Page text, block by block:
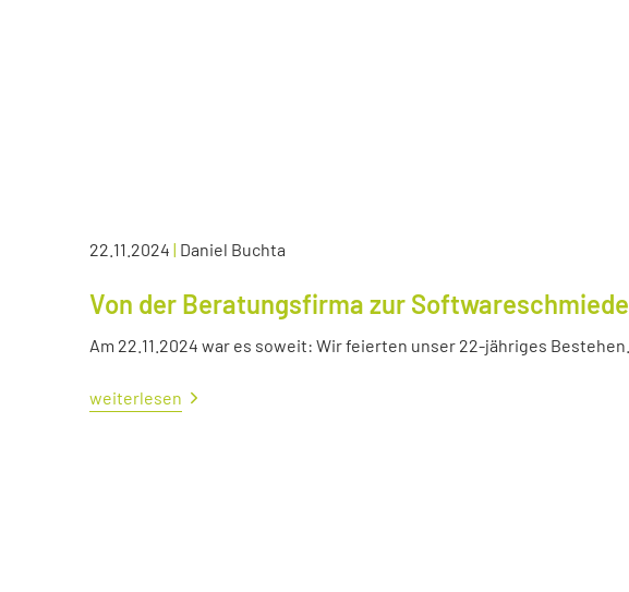
22.11.2024 | Daniel Buchta
Von der Beratungsfirma zur Softwareschmiede
Am 22.11.2024 war es soweit: Wir feierten unser 22-jähriges Bestehen.
weiterlesen